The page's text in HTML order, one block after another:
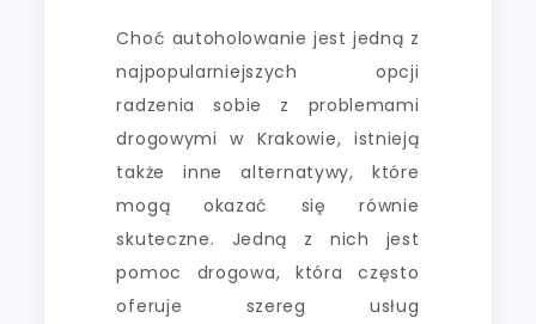
Choć autoholowanie jest jedną z
najpopularniejszych opcji
radzenia sobie z problemami
drogowymi w Krakowie, istnieją
także inne alternatywy, które
mogą okazać się równie
skuteczne. Jedną z nich jest
pomoc drogowa, która często
oferuje szereg usług